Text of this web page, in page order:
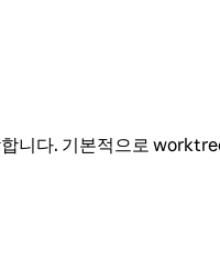
니다. 기본적으로